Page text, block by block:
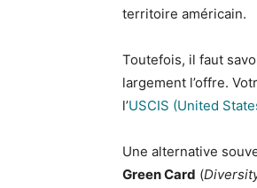
territoire américain.
Toutefois, il faut
largement l’offre.
l’USCIS (United
Une alternative
Green Card (